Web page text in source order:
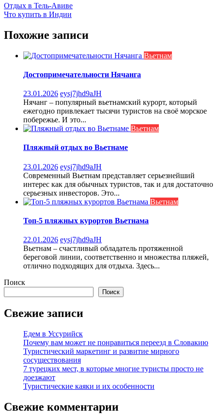
Навигация
по
записям
Отдых в Тель-Авиве
Что купить в Индии
Похожие записи
Вьетнам
Достопримечательности Нячанга
23.01.2026 eysj7jhd9aJH
Нячанг – популярный вьетнамский курорт, который
ежегодно привлекает тысячи туристов на своё морское
побережье. И это...
Вьетнам
Пляжный отдых во Вьетнаме
23.01.2026 eysj7jhd9aJH
Современный Вьетнам представляет серьезнейший
интерес как для обычных туристов, так и для достаточно
серьезных инвесторов. Это...
Вьетнам
Топ-5 пляжных курортов Вьетнама
22.01.2026 eysj7jhd9aJH
Вьетнам – счастливый обладатель протяженной
береговой линии, соответственно и множества пляжей,
отлично подходящих для отдыха. Здесь...
Поиск
Поиск
Свежие записи
Едем в Уссурийск
Почему вам может не понравиться переезд в Словакию
Туристический маркетинг и развитие мирного
сосуществования
7 турецких мест, в которые многие туристы просто не
доезжают
Туристические каяки и их особенности
Свежие комментарии